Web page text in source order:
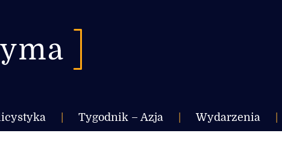
Tygodnik – Azja Wydarzenia